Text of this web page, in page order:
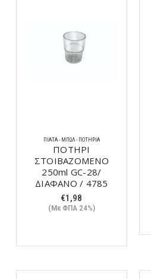
ΠΙΆΤΑ - ΜΠΩΛ - ΠΟΤΉΡΙΑ
ΠΟΤΗΡΙ
ΣΤΟΙΒΑΖΟΜΕΝΟ
250ml GC-28/
ΔΙΑΦΑΝΟ / 4785
€1,98
(Με ΦΠΑ 24%)